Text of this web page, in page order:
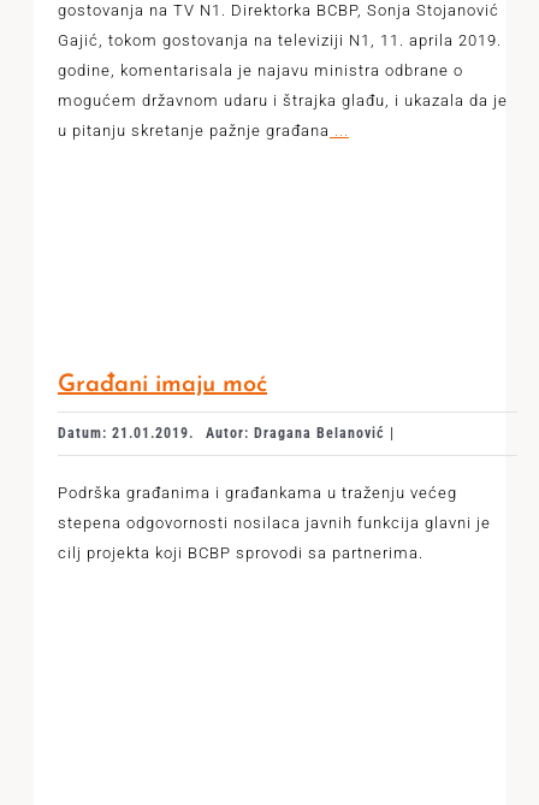
gostovanja na TV N1. Direktorka BCBP, Sonja Stojanović
Gajić, tokom gostovanja na televiziji N1, 11. aprila 2019.
godine, komentarisala je najavu ministra odbrane o
mogućem državnom udaru i štrajka glađu, i ukazala da je
u pitanju skretanje pažnje građana ...
Građani imaju moć
Datum: 21.01.2019. Autor: Dragana Belanović |
Podrška građanima i građankama u traženju većeg
stepena odgovornosti nosilaca javnih funkcija glavni je
cilj projekta koji BCBP sprovodi sa partnerima.